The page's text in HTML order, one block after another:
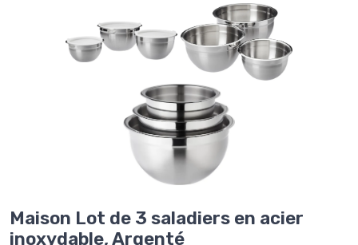
Maison Lot de 3 saladiers en acier
inoxydable, Argenté